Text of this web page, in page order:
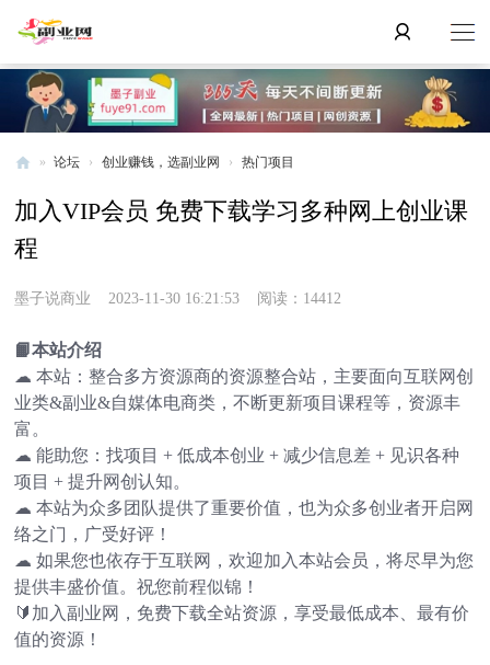
业
网
» 论坛 › 创业赚钱，选副业网 › 热门项目
加入VIP会员 免费下载学习多种网上创业课
程
墨子说商业 2023-11-30 16:21:53 阅读：14412
📙本站介绍
☁ 本站：整合多方资源商的资源整合站，主要面向互联网创
业类&副业&自媒体电商类，不断更新项目课程等，资源丰
富。
☁ 能助您：找项目 + 低成本创业 + 减少信息差 + 见识各种
项目 + 提升网创认知。
☁ 本站为众多团队提供了重要价值，也为众多创业者开启网
络之门，广受好评！
☁ 如果您也依存于互联网，欢迎加入本站会员，将尽早为您
提供丰盛价值。祝您前程似锦！
🔰加入副业网，免费下载全站资源，享受最低成本、最有价
值的资源！